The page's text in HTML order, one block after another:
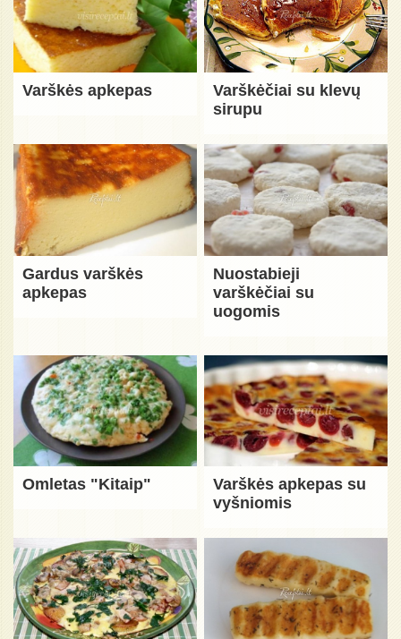
Varškės apkepas
Varškėčiai su klevų
sirupu
Gardus varškės
apkepas
Nuostabieji
varškėčiai su
uogomis
Omletas "Kitaip"
Varškės apkepas su
vyšniomis